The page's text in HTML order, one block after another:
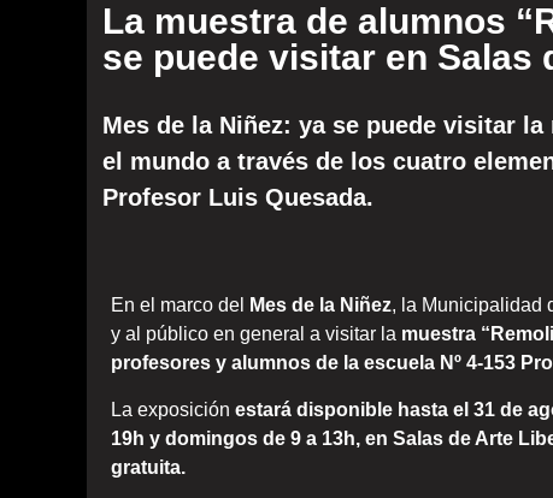
La muestra de alumnos
se puede visitar en Salas
Mes de la Niñez: ya se puede visitar
el mundo a través de los cuatro
Profesor Luis Quesada.
En el marco del Mes de la Niñez, la Municipalidad
y al público en general a visitar la muestra
profesores y alumnos de la escuela Nº 4-153
La exposición estará disponible hasta el 31 de
19h y domingos de 9 a 13h, en Salas de Arte
gratuita.